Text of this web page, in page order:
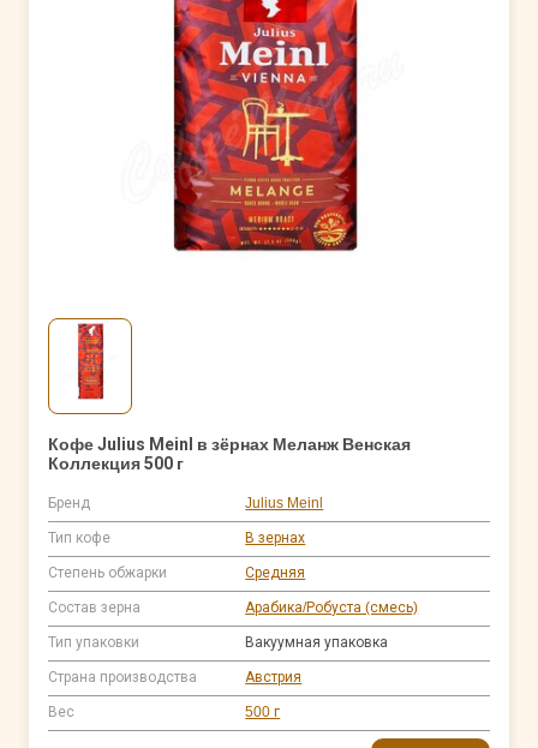
Кофе Julius Meinl в зёрнах Меланж Венская
Коллекция 500 г
Бренд Julius Meinl
Тип кофе В зернах
Степень обжарки Средняя
Состав зерна Арабика/Робуста (смесь)
Тип упаковки Вакуумная упаковка
Страна производства Австрия
Вес 500 г